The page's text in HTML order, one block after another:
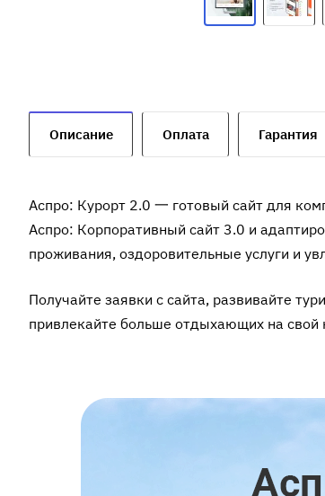
Описание Оплата Гарантия
Аспро: Курорт 2.0 一 готовый сайт для
Аспро: Корпоративный сайт 3.0 и
проживания, оздоровительные услуги и
Получайте заявки с сайта, развивайте
привлекайте больше отдыхающих на свой